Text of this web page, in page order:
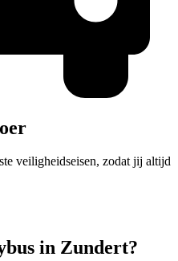
veiligheidseisen, zodat jij altijd
in Zundert?